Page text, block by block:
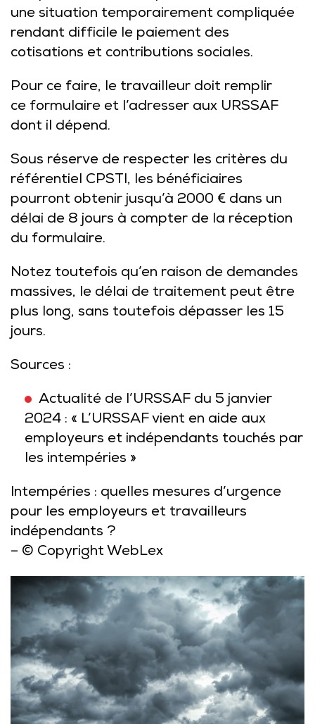
une situation temporairement compliquée
rendant difficile le paiement des
cotisations et contributions sociales.
Pour ce faire, le travailleur doit remplir
ce formulaire et l’adresser aux URSSAF
dont il dépend.
Sous réserve de respecter les critères du
référentiel CPSTI, les bénéficiaires
pourront obtenir jusqu’à 2000 € dans un
délai de 8 jours à compter de la réception
du formulaire.
Notez toutefois qu’en raison de demandes
massives, le délai de traitement peut être
plus long, sans toutefois dépasser les 15
jours.
Sources :
Actualité de l’URSSAF du 5 janvier
2024 : « L’URSSAF vient en aide aux
employeurs et indépendants touchés par
les intempéries »
Intempéries : quelles mesures d’urgence
pour les employeurs et travailleurs
indépendants ?
– © Copyright WebLex